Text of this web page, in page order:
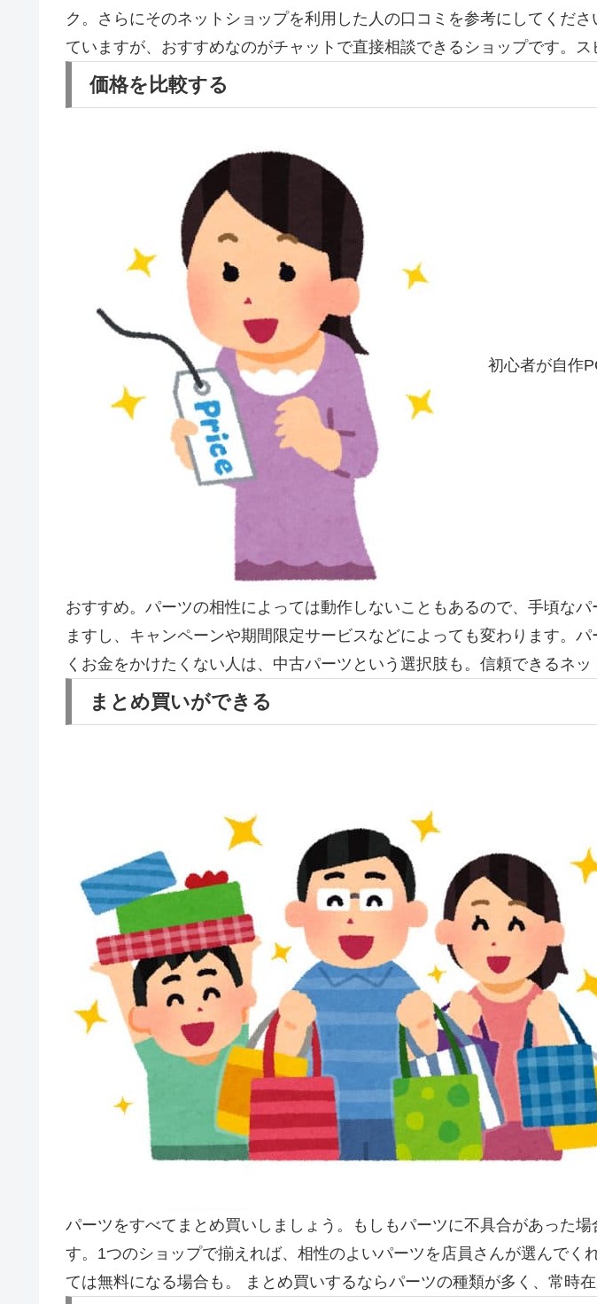
ク。さらにそのネットショップを利用した人の口コミを参考にしてくだ
ていますが、おすすめなのがチャットで直接相談できるショップです。ス
価格を比較する
初心者が自作
おすすめ。パーツの相性によっては動作しないこともあるので、手頃な
ますし、キャンペーンや期間限定サービスなどによっても変わります。
くお金をかけたくない人は、中古パーツという選択肢も。信頼できるネ
まとめ買いができる
パーツをすべてまとめ買いしましょう。もしもパーツに不具合があった
す。1つのショップで揃えれば、相性のよいパーツを店員さんが選んで
ては無料になる場合も。 まとめ買いするならパーツの種類が多く、常時